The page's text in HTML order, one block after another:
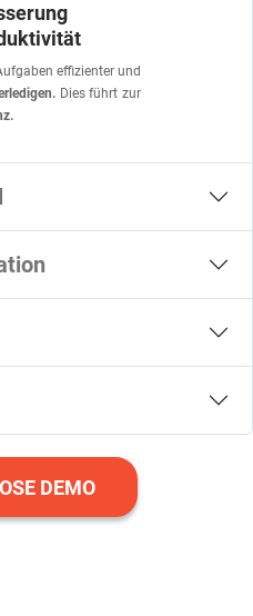
effizienter und
Dies führt zur
DEMO